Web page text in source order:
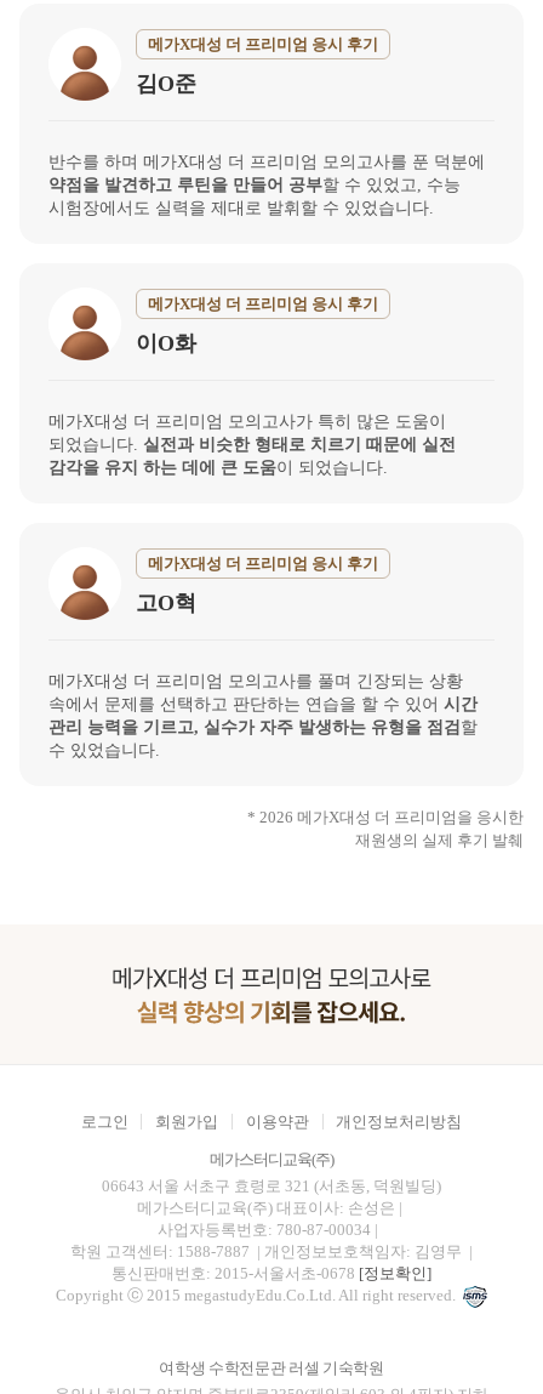
메가X대성 더 프리미엄 응시 후기
김O준
반수를 하며 메가X대성 더 프리미엄 모의고사를 푼 덕분에
약점을 발견하고 루틴을 만들어 공부할 수 있었고, 수능
시험장에서도 실력을 제대로 발휘할 수 있었습니다.
메가X대성 더 프리미엄 응시 후기
이O화
메가X대성 더 프리미엄 모의고사가 특히 많은 도움이
되었습니다. 실전과 비슷한 형태로 치르기 때문에 실전
감각을 유지 하는 데에 큰 도움이 되었습니다.
메가X대성 더 프리미엄 응시 후기
고O혁
메가X대성 더 프리미엄 모의고사를 풀며 긴장되는 상황
속에서 문제를 선택하고 판단하는 연습을 할 수 있어 시간
관리 능력을 기르고, 실수가 자주 발생하는 유형을 점검 할
수 있었습니다.
* 2026 메가X대성 더 프리미엄을 응시한
재원생의 실제 후기 발췌
로그인 회원가입 이용약관 개인정보처리방침
메가스터디교육(주)
06643 서울 서초구 효령로 321 (서초동, 덕원빌딩)
메가스터디교육(주) 대표이사: 손성은 |
사업자등록번호: 780-87-00034 |
학원 고객센터: 1588-7887 | 개인정보보호책임자: 김영무 |
통신판매번호: 2015-서울서초-0678 [정보확인]
Copyright ⓒ 2015 megastudyEdu.Co.Ltd. All right reserved.
여학생 수학전문관 러셀 기숙학원